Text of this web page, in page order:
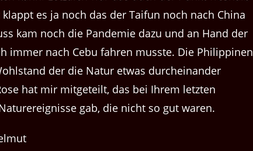
es ja noch das der Taifun noch nach China
kam noch die Pandemie dazu und an Hand der
immer nach Cebu fahren musste. Die Philippinen
der die Natur etwas durcheinander
hat mir mitgeteilt, das bei Ihrem letzten
gab, die nicht so gut waren.